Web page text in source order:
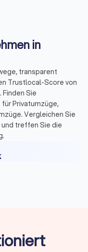
in
transparent
Trustlocal-Score von
Sie
Privatumzüge,
Vergleichen Sie
treffen Sie die